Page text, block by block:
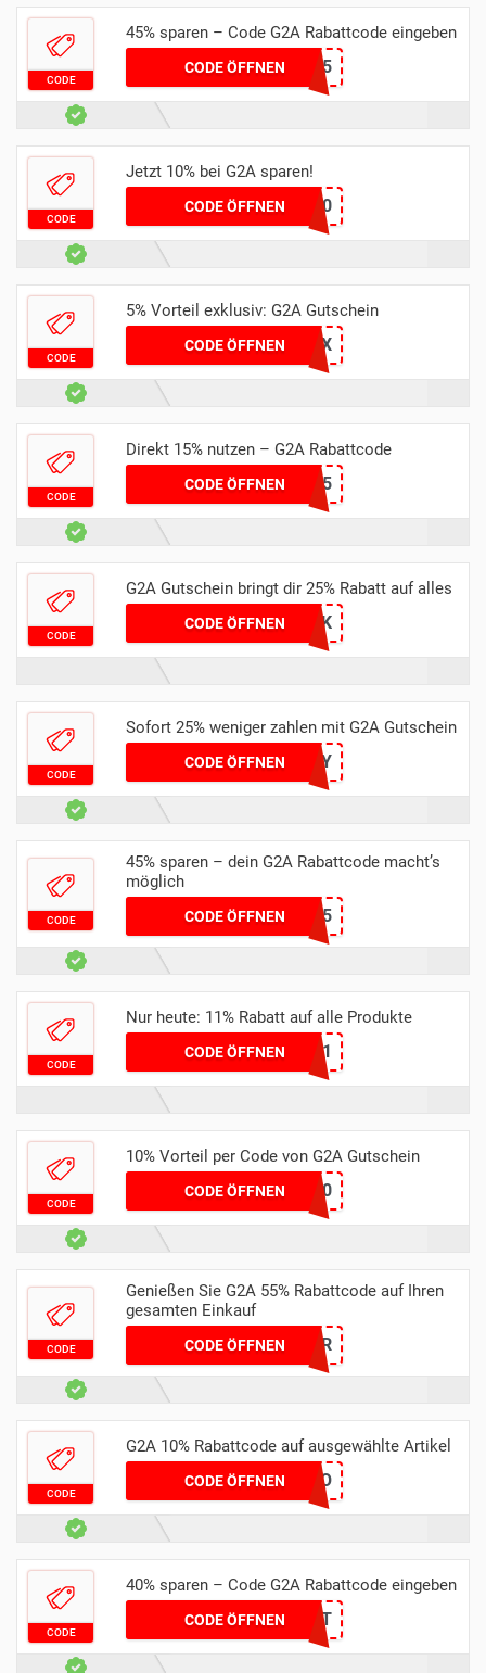
CODE
45% sparen – Code G2A Rabattcode eingeben
CODE ÖFFNEN
DIVERSITY15
CODE
Jetzt 10% bei G2A sparen!
CODE ÖFFNEN
MEDIAINGLESA10
CODE
5% Vorteil exklusiv: G2A Gutschein
CODE ÖFFNEN SETIX
CODE
Direkt 15% nutzen – G2A Rabattcode
CODE ÖFFNENSAVE15
CODE
G2A Gutschein bringt dir 25% Rabatt auf alles
CODE ÖFFNENEKIPAWK
CODE
Sofort 25% weniger zahlen mit G2A Gutschein
CODE ÖFFNEN
MAKEHONEY
CODE
45% sparen – dein G2A Rabattcode macht’s
möglich
CODE ÖFFNENWINTER15
CODE
Nur heute: 11% Rabatt auf alle Produkte
CODE ÖFFNEN
NEWSLETTER11
CODE
10% Vorteil per Code von G2A Gutschein
CODE ÖFFNEN H360
CODE
Genießen Sie G2A 55% Rabattcode auf Ihren
gesamten Einkauf
CODE ÖFFNENJOKER
CODE
G2A 10% Rabattcode auf ausgewählte Artikel
CODE ÖFFNEN10ECHO
CODE
40% sparen – Code G2A Rabattcode eingeben
CODE ÖFFNEN
G2APROMOSET